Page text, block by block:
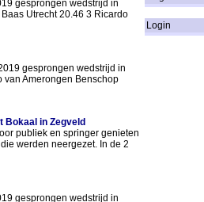
gesprongen wedstrijd in
Utrecht 20.46 3 Ricardo
gesprongen wedstrijd in
van Amerongen Benschop
Bokaal in Zegveld
publiek en springer genieten
werden neergezet. In de 2
gesprongen wedstrijd in
Login